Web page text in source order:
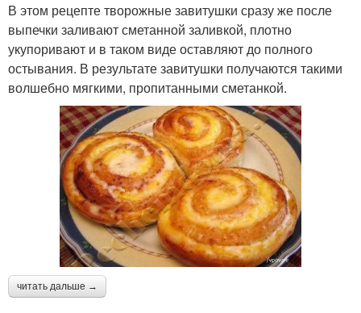
В этом рецепте творожные завитушки сразу же после
выпечки заливают сметанной заливкой, плотно
укупоривают и в таком виде оставляют до полного
остывания. В результате завитушки получаются такими
волшебно мягкими, пропитанными сметанкой.
читать дальше →